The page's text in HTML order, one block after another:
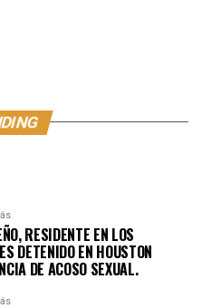
RESIDENTE EN LOS
DETENIDO EN HOUSTON
DE ACOSO SEXUAL.